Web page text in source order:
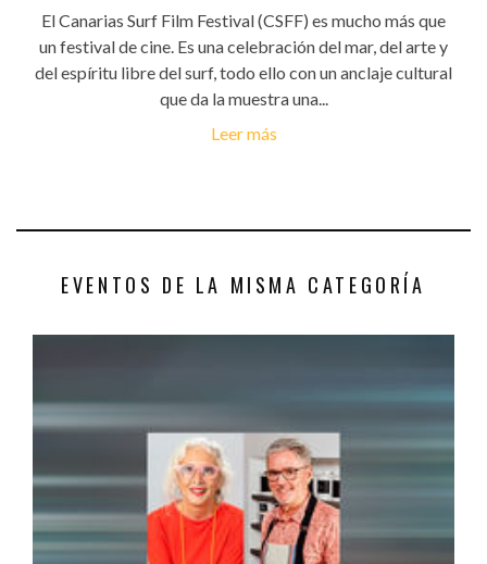
El Canarias Surf Film Festival (CSFF) es mucho más que
un festival de cine. Es una celebración del mar, del arte y
del espíritu libre del surf, todo ello con un anclaje cultural
que da la muestra una...
Leer más
EVENTOS DE LA MISMA CATEGORÍA